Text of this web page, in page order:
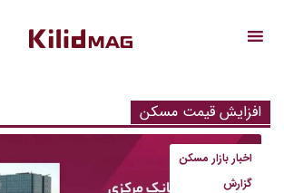
افزایش قیمت مسکن
اخبار بازار مسکن
گزارش